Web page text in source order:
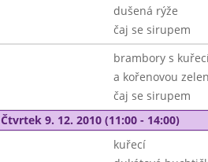
dušená rýže
čaj se sirupem
brambory s
a kořenovou
čaj se sirupem
Čtvrtek 9. 12. 2010 (11:00 - 14:00)
kuřecí